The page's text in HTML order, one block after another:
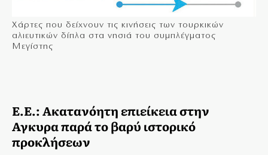
Χάρτες που δείχνουν τις κινήσεις των τουρκικών
αλιευτικών δίπλα στα νησιά του συμπλέγματος
Μεγίστης
Ε.Ε.: Ακατανόητη επιείκεια στην
Αγκυρα παρά το βαρύ ιστορικό
προκλήσεων